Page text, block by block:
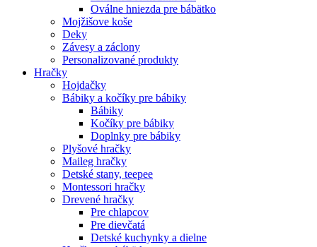
Oválne hniezda pre bábätko
Mojžišove koše
Deky
Závesy a záclony
Personalizované produkty
Hračky
Hojdačky
Bábiky a kočíky pre bábiky
Bábiky
Kočíky pre bábiky
Doplnky pre bábiky
Plyšové hračky
Maileg hračky
Detské stany, teepee
Montessori hračky
Drevené hračky
Pre chlapcov
Pre dievčatá
Detské kuchynky a dielne